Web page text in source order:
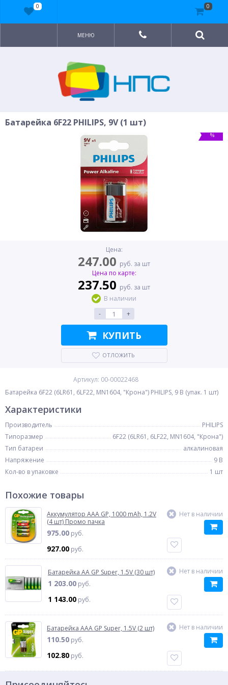
МЕНЮ
Батарейка 6F22 PHILIPS, 9V (1 шт)
%
Цена:
247.00 руб. за шт
Цена по карте:
237.50 руб. за шт
В наличии
-
+
КУПИТЬ
ОТЛОЖИТЬ
Артикул: 00-00022468
Батарейка 6F22 (6LR61, 6LF22, MN1604, "Крона") PHILIPS, 9 В (упак. 1 шт)
Характеристики
Производитель
PHILIPS
Типоразмер
6F22 (6LR61, 6LF22, MN1604, "Крона")
Тип батареи
алкалиновая
Напряжение
9 В
Кол-во в упаковке
1 шт
Похожие товары
Аккумулятор AAA GP, 1000 mAh, 1.2V
(4 шт) Промо пачка
975.00 руб.
927.00 руб.
Нет в наличии
Батарейка AA GP Super, 1.5V (30 шт)
1 203.00 руб.
1 143.00 руб.
Нет в наличии
Батарейка AAA GP Super, 1.5V (2 шт)
110.50 руб.
102.80 руб.
Нет в наличии
0 0